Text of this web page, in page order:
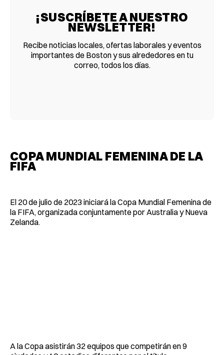
¡SUSCRÍBETE A NUESTRO
NEWSLETTER!
Recibe noticias locales, ofertas laborales y eventos
importantes de Boston y sus alrededores en tu
correo, todos los días.
COPA MUNDIAL FEMENINA DE LA
FIFA
El 20 de julio de 2023 iniciará la Copa Mundial Femenina de
la FIFA, organizada conjuntamente por Australia y Nueva
Zelanda.
A la Copa asistirán 32 equipos que competirán en 9